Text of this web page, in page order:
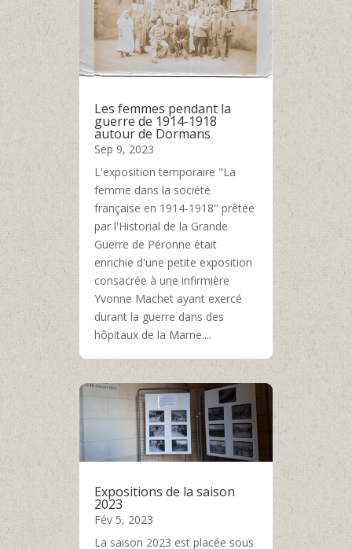
Les femmes pendant la
guerre de 1914-1918
autour de Dormans
Sep 9, 2023
L'exposition temporaire "La
femme dans la société
française en 1914-1918" prêtée
par l'Historial de la Grande
Guerre de Péronne était
enrichie d'une petite exposition
consacrée à une infirmière
Yvonne Machet ayant exercé
durant la guerre dans des
hôpitaux de la Marne....
Expositions de la saison
2023
Fév 5, 2023
La saison 2023 est placée sous